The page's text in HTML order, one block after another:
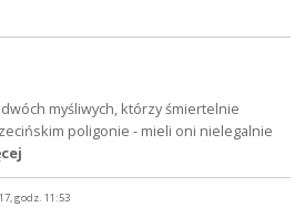
myśliwych, którzy śmiertelnie
poligonie - mieli oni nielegalnie
godz. 11:53